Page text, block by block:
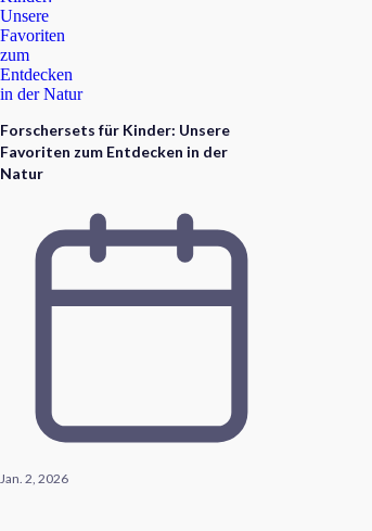
Forschersets für Kinder: Unsere
Favoriten zum Entdecken in der
Natur
Jan. 2, 2026